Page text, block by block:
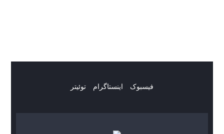
فیسبوک اینستاگرام توئیتر